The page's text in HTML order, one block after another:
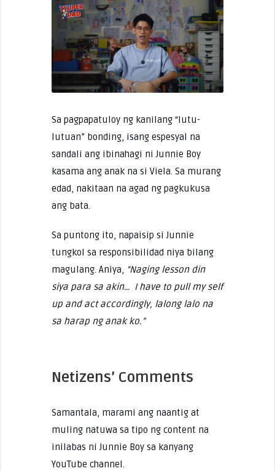
Sa pagpapatuloy ng kanilang “lutu-
lutuan” bonding, isang espesyal na
sandali ang ibinahagi ni Junnie Boy
kasama ang anak na si Viela. Sa murang
edad, nakitaan na agad ng pagkukusa
ang bata.
Sa puntong ito, napaisip si Junnie
tungkol sa responsibilidad niya bilang
magulang. Aniya, “Naging lesson din
siya para sa akin… I have to pull my self
up and act accordingly, lalong lalo na
sa harap ng anak ko.”
Netizens’ Comments
Samantala, marami ang naantig at
muling natuwa sa tipo ng content na
inilabas ni Junnie Boy sa kanyang
YouTube channel.